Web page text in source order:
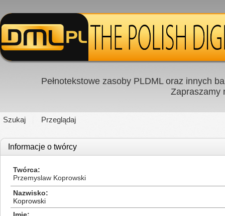
Pełnotekstowe zasoby PLDML oraz innych
Zapraszamy
Szukaj Przeglądaj
Informacje o twórcy
Twórca
Przemyslaw Koprowski
Nazwisko
Koprowski